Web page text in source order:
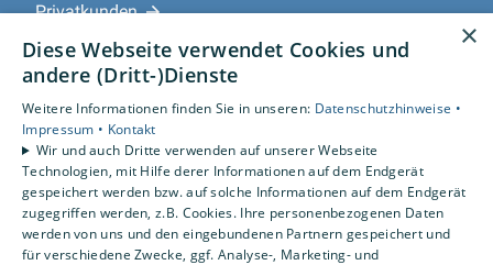
Privatkunden
Gewerbekunden
Karriere
Unternehmen
Standorte
Magdeburg
×
Diese Webseite verwendet Cookies und
andere (Dritt-)Dienste
Weitere Informationen finden Sie in unseren: Datenschutzhinweise •
Impressum • Kontakt
Wir und auch Dritte verwenden auf unserer Webseite
Technologien, mit Hilfe derer Informationen auf dem Endgerät
gespeichert werden bzw. auf solche Informationen auf dem Endgerät
zugegriffen werden, z.B. Cookies. Ihre personenbezogenen Daten
werden von uns und den eingebundenen Partnern gespeichert und
für verschiedene Zwecke, ggf. Analyse-, Marketing- und